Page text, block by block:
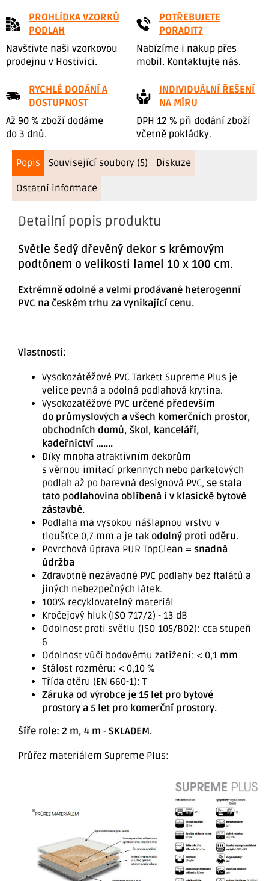
PROHLÍDKA VZORKŮ
PODLAH
Navštivte naši vzorkovou
prodejnu v Hostivici.
POTŘEBUJETE
PORADIT?
Nabízíme i nákup přes
mobil. Kontaktujte nás.
RYCHLÉ DODÁNÍ A
DOSTUPNOST
Až 90 % zboží dodáme
do 3 dnů.
INDIVIDUÁLNÍ ŘEŠENÍ
NA MÍRU
DPH 12 % při dodání zboží
včetně pokládky.
Popis Související soubory (5) Diskuze
Ostatní informace
Detailní popis produktu
Světle šedý dřevěný dekor s krémovým
podtónem o velikosti lamel 10 x 100 cm.
Extrémně odolné a velmi prodávané heterogenní
PVC na českém trhu za vynikající cenu.
Vlastnosti:
Vysokozátěžové PVC Tarkett Supreme Plus je
velice pevná a odolná podlahová krytina.
Vysokozátěžové PVC určené především
do průmyslových a všech komerčních prostor,
obchodních domů, škol, kanceláří,
kadeřnictví .......
Díky mnoha atraktivním dekorům
s věrnou imitací prkenných nebo parketových
podlah až po barevná designová PVC, se stala
tato podlahovina oblíbená i v klasické bytové
zástavbě.
Podlaha má vysokou nášlapnou vrstvu v
tloušťce 0,7 mm a je tak odolný proti oděru.
Povrchová úprava PUR TopClean = snadná
údržba
Zdravotně nezávadné PVC podlahy bez ftalátů a
jiných nebezpečných látek.
100% recyklovatelný materiál
Kročejový hluk (ISO 717/2) - 13 dB
Odolnost proti světlu (ISO 105/B02): cca stupeň
6
Odolnost vůči bodovému zatížení: < 0,1 mm
Stálost rozměru: < 0,10 %
Třída otěru (EN 660-1): T
Záruka od výrobce je 15 let pro bytové
prostory a 5 let pro komerční prostory.
Šíře role: 2 m, 4 m - SKLADEM.
Průřez materiálem Supreme Plus: